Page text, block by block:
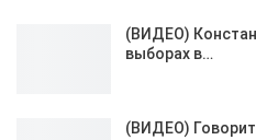
(ВИДЕО)
выборах в…
(ВИДЕО)